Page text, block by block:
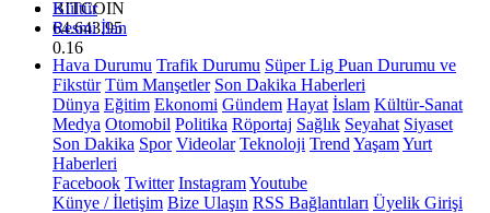
BITCOIN
64.643,95
0.16
Kültür
Resmi İlan
Hava Durumu Trafik Durumu Süper Lig Puan Durumu ve
Fikstür Tüm Manşetler Son Dakika Haberleri
Dünya Eğitim Ekonomi Gündem Hayat İslam Kültür-Sanat
Medya Otomobil Politika Röportaj Sağlık Seyahat Siyaset
Son Dakika Spor Videolar Teknoloji Trend YaşamYurt
Haberleri
Facebook Twitter InstagramYoutube
Künye / İletişim Bize Ulaşın RSS Bağlantıları Üyelik Girişi